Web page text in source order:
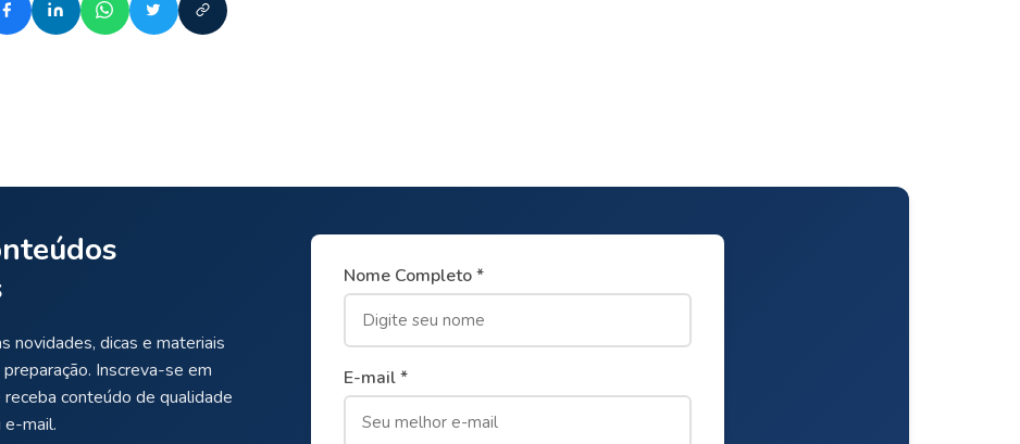
novidades, dicas e materiais
Inscreva-se em
conteúdo de qualidade
mail.
Nome Completo *
E-mail *